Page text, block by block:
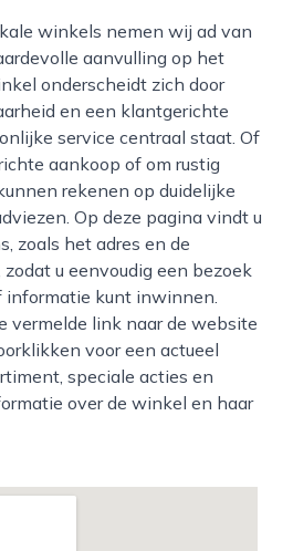
aanvulling op het
onderscheidt zich door
en een klantgerichte
service centraal staat. Of
aankoop of om rustig
rekenen op duidelijke
Op deze pagina vindt u
zoals het adres en de
u eenvoudig een bezoek
informatie kunt inwinnen.
vermelde link naar de website
voor een actueel
speciale acties en
over de winkel en haar